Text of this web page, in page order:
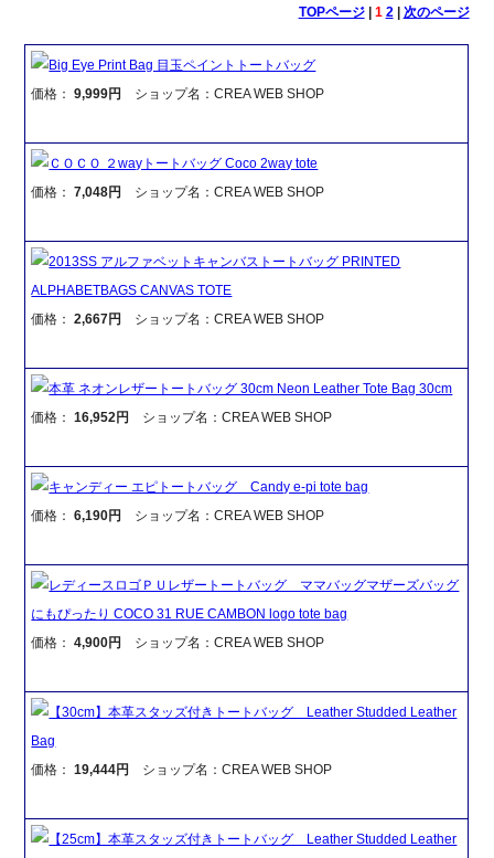
TOPページ| 1 2| 次のページ
Big Eye Print Bag 目玉ペイントトートバッグ
価格：9,999円 ショップ名：CREA WEB SHOP
ＣＯＣＯ ２wayトートバッグ Coco 2way tote
価格：7,048円 ショップ名：CREA WEB SHOP
2013SS アルファベットキャンバストートバッグ PRINTED
ALPHABETBAGS CANVAS TOTE
価格：2,667円 ショップ名：CREA WEB SHOP
本革 ネオンレザートートバッグ 30cm Neon Leather Tote Bag 30cm
価格：16,952円 ショップ名：CREA WEB SHOP
キャンディー エピトートバッグ Candy e-pi tote bag
価格：6,190円 ショップ名：CREA WEB SHOP
レディースロゴＰＵレザートートバッグ ママバッグマザーズバッグ
にもぴったり COCO 31 RUE CAMBON logo tote bag
価格：4,900円 ショップ名：CREA WEB SHOP
【30cm】本革スタッズ付きトートバッグ Leather Studded Leather
Bag
価格：19,444円 ショップ名：CREA WEB SHOP
【25cm】本革スタッズ付きトートバッグ Leather Studded Leather